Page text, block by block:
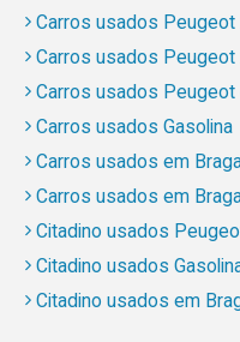
Carros usados Peugeot
Carros usados Peugeot
Carros usados Peugeot
Carros usados Gasolina
Carros usados em
Carros usados em
Citadino usados
Citadino usados
Citadino usados em